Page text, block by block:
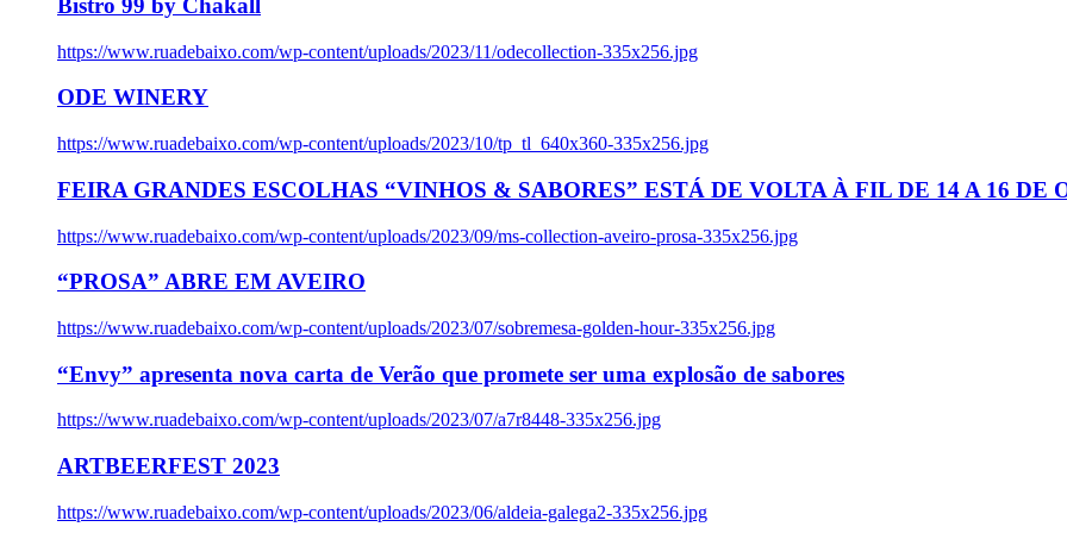
Bistro 99 by Chakall
https://www.ruadebaixo.com/wp-content/uploads/2023/11/odecollection-335x256.jpg
ODE WINERY
https://www.ruadebaixo.com/wp-content/uploads/2023/10/tp_tl_640x360-335x256.jpg
FEIRA GRANDES ESCOLHAS “VINHOS & SABORES” ESTÁ DE VOLTA À FIL DE 14 A 16 DE
https://www.ruadebaixo.com/wp-content/uploads/2023/09/ms-collection-aveiro-prosa-335x256.jpg
“PROSA” ABRE EM AVEIRO
https://www.ruadebaixo.com/wp-content/uploads/2023/07/sobremesa-golden-hour-335x256.jpg
“Envy” apresenta nova carta de Verão que promete ser uma explosão de sabores
https://www.ruadebaixo.com/wp-content/uploads/2023/07/a7r8448-335x256.jpg
ARTBEERFEST 2023
https://www.ruadebaixo.com/wp-content/uploads/2023/06/aldeia-galega2-335x256.jpg